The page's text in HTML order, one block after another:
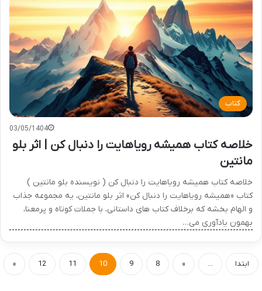
کتاب
03/05/1404
خلاصه کتاب همیشه رویاهایت را دنبال کن | اثر بلو
مانتین
خلاصه کتاب همیشه رویاهایت را دنبال کن ( نویسنده بلو مانتین )
کتاب «همیشه رویاهایت را دنبال کن» اثر بلو مانتین، یه مجموعه جذاب
و الهام بخشه که برخلاف کتاب های داستانی، با جملات کوتاه و پرمعنا،
بهمون یادآوری می…
ابتدا ...
«
8
9
10
11
12
»